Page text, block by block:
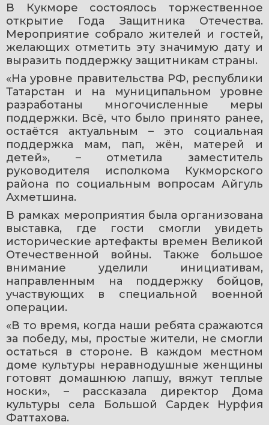
В Кукморе состоялось торжественное
открытие Года Защитника Отечества.
Мероприятие собрало жителей и гостей,
желающих отметить эту значимую дату и
выразить поддержку защитникам страны.
«На уровне правительства РФ, республики
Татарстан и на муниципальном уровне
разработаны многочисленные меры
поддержки. Всё, что было принято ранее,
остаётся актуальным – это социальная
поддержка мам, пап, жён, матерей и
детей», – отметила заместитель
руководителя исполкома Кукморского
района по социальным вопросам Айгуль
Ахметшина.
В рамках мероприятия была организована
выставка, где гости смогли увидеть
исторические артефакты времен Великой
Отечественной войны. Также большое
внимание уделили инициативам,
направленным на поддержку бойцов,
участвующих в специальной военной
операции.
«В то время, когда наши ребята сражаются
за победу, мы, простые жители, не смогли
остаться в стороне. В каждом местном
доме культуры неравнодушные женщины
готовят домашнюю лапшу, вяжут теплые
носки», – рассказала директор Дома
культуры села Большой Сардек Нурфия
Фаттахова.